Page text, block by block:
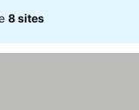
8 sites